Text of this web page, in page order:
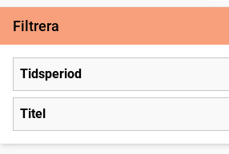
Filtrera
Tidsperiod
Titel